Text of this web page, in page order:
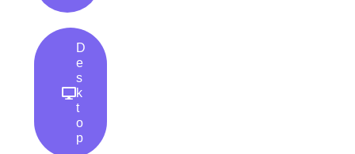
D
e
s
k
t
o
p